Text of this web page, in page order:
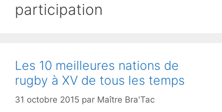
participation
Les 10 meilleures nations de
rugby à XV de tous les temps
31 octobre 2015 par Maître Bra'Tac